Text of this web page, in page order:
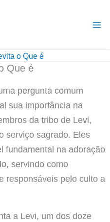
o Que é
Que é
pergunta comum
sua importância na
da tribo de Levi,
serviço sagrado. Eles
fundamental na adoração
servindo como
responsáveis pelo culto a
a Levi, um dos doze